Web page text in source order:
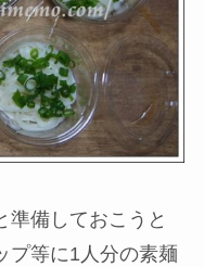
準備しておこうと
プ等に1人分の素麺